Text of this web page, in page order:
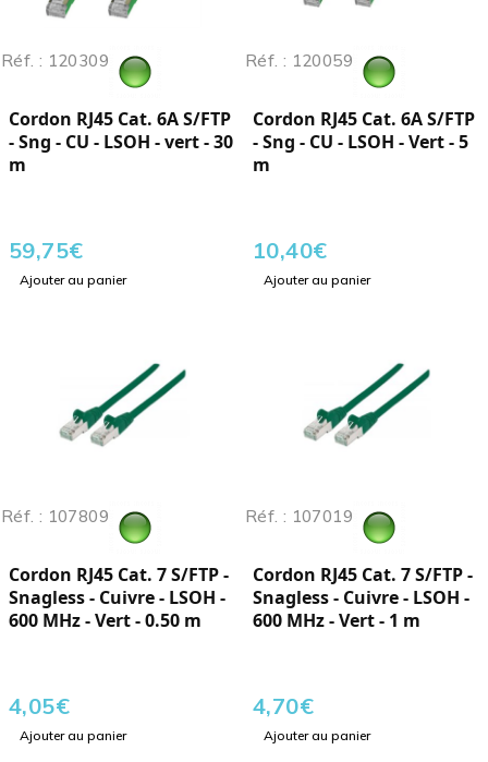
Réf. : 120309
Cordon RJ45 Cat. 6A S/FTP
- Sng - CU - LSOH - vert - 30
m
59,75€
Ajouter au panier
Réf. : 120059
Cordon RJ45 Cat. 6A S/FTP
- Sng - CU - LSOH - Vert - 5
m
10,40€
Ajouter au panier
Réf. : 107809
Cordon RJ45 Cat. 7 S/FTP -
Snagless - Cuivre - LSOH -
600 MHz - Vert - 0.50 m
4,05€
Ajouter au panier
Réf. : 107019
Cordon RJ45 Cat. 7 S/FTP -
Snagless - Cuivre - LSOH -
600 MHz - Vert - 1 m
4,70€
Ajouter au panier